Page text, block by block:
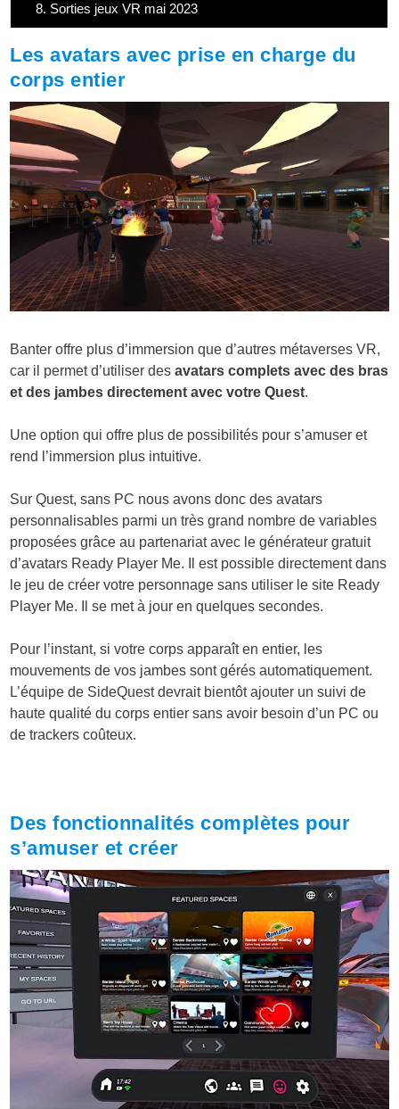
8. Sorties jeux VR mai 2023
Les avatars avec prise en charge du
corps entier
Banter offre plus d’immersion que d’autres métaverses VR,
car il permet d’utiliser des avatars complets avec des bras
et des jambes directement avec votre Quest.
Une option qui offre plus de possibilités pour s’amuser et
rend l’immersion plus intuitive.
Sur Quest, sans PC nous avons donc des avatars
personnalisables parmi un très grand nombre de variables
proposées grâce au partenariat avec le générateur gratuit
d’avatars Ready Player Me. Il est possible directement dans
le jeu de créer votre personnage sans utiliser le site Ready
Player Me. Il se met à jour en quelques secondes.
Pour l’instant, si votre corps apparaît en entier, les
mouvements de vos jambes sont gérés automatiquement.
L’équipe de SideQuest devrait bientôt ajouter un suivi de
haute qualité du corps entier sans avoir besoin d’un PC ou
de trackers coûteux.
Des fonctionnalités complètes pour
s’amuser et créer